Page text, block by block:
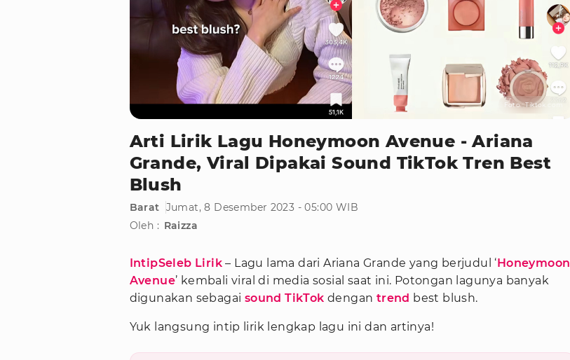
Foto : Tiktok.com
Arti Lirik Lagu Honeymoon Avenue - Ariana
Grande, Viral Dipakai Sound TikTok Tren Best
Blush
Barat Jumat, 8 Desember 2023 - 05:00 WIB
Oleh : Raizza
IntipSeleb Lirik– Lagu lama dari Ariana Grande yang berjudul ‘ Honeymoon
Avenue’ kembali viral di media sosial saat ini. Potongan lagunya banyak
digunakan sebagai sound TikTok dengan trend best blush.
Yuk langsung intip lirik lengkap lagu ini dan artinya!